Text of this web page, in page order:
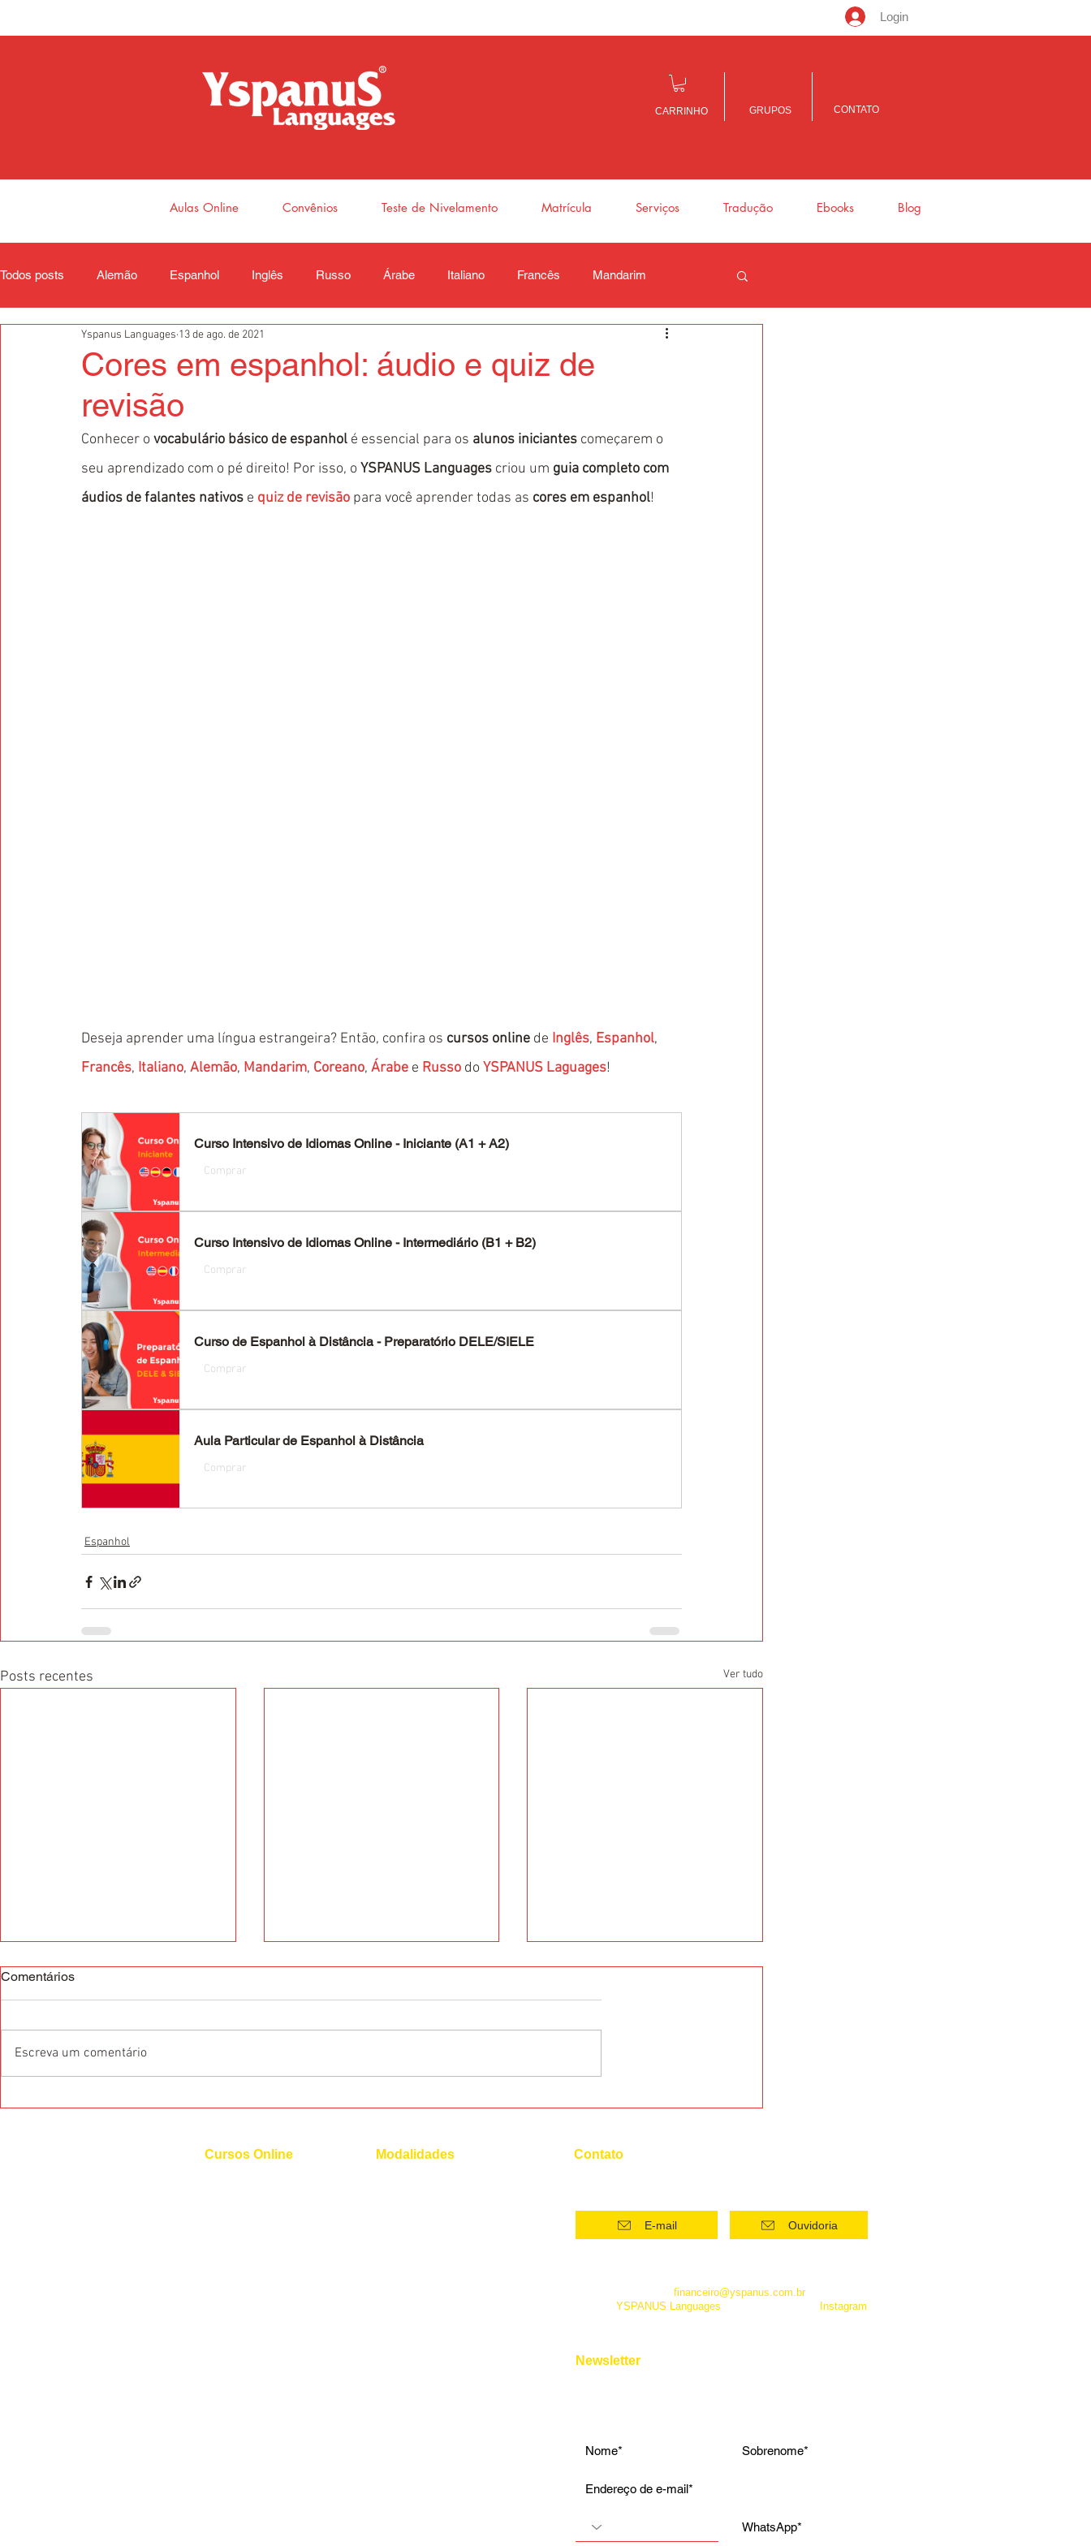
Login
CARRINHO GRUPOS CONTATO
Aulas Online Convênios Teste de Nivelamento Matrícula Serviços Tradução Ebooks Blog
Todos posts Alemão Espanhol Inglês Russo Árabe Italiano Francês Mandarim
Cores em espanhol: áudio e quiz de
revisão
Yspanus Languages 13 de ago. de 2021
Conhecer o vocabulário básico de espanhol é essencial para os alunos iniciantes começarem o
seu aprendizado com o pé direito! Por isso, o YSPANUS Languages criou um guia completo com
áudios de falantes nativos e quiz de revisão para você aprender todas as cores em espanhol!
Deseja aprender uma língua estrangeira? Então, confira os cursos online de Inglês, Espanhol,
Francês, Italiano, Alemão, Mandarim, Coreano, Árabe e Russo do YSPANUS Laguages!
Curso Intensivo de Idiomas Online - Iniciante (A1 + A2)
Comprar
Curso Intensivo de Idiomas Online - Intermediário (B1 + B2)
Comprar
Curso de Espanhol à Distância - Preparatório DELE/SIELE
Comprar
Aula Particular de Espanhol à Distância
Comprar
Espanhol
Posts recentes Ver tudo
Comentários
Escreva um comentário
Cursos Online Modalidades Contato
E-mail Ouvidoria
financeiro@yspanus.com.br, pela nossa
YSPANUS Languages
Instagram
Newsletter